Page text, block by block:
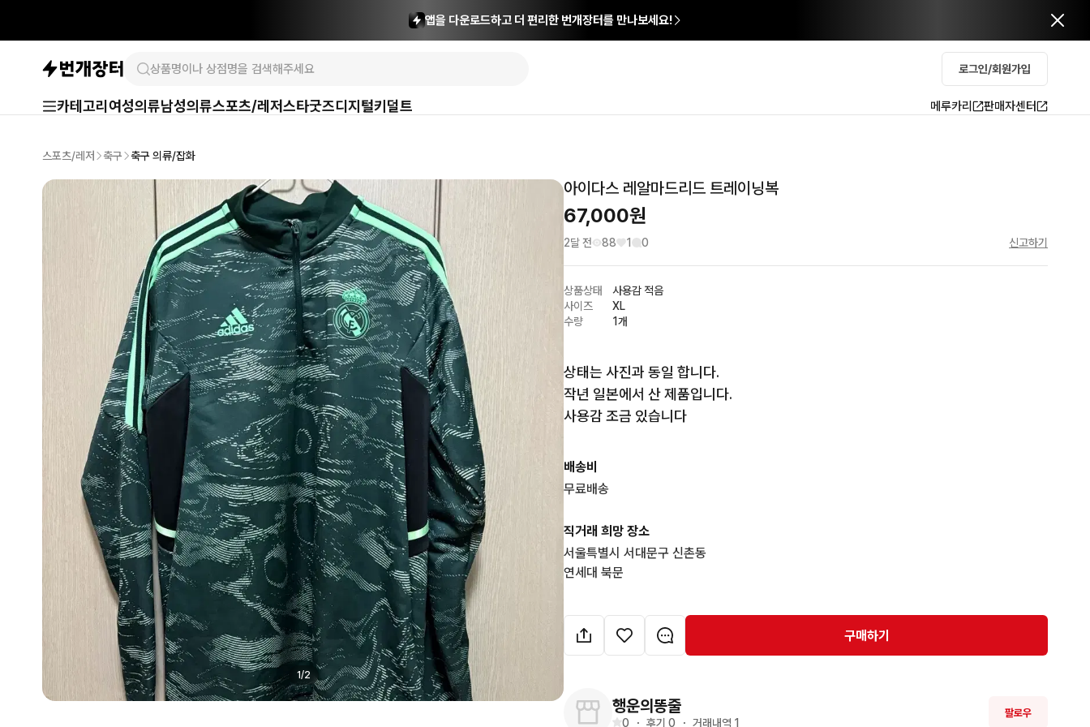
앱을 다운로드하고 더 편리한 번개장터를 만나보세요!
로그인/회원가입
카테고리 여성의류남성의류스포츠/레저스타굿즈디지털키덜트 메루카리 판매자센터
스포츠/레저 축구 축구 의류/잡화
1/2
아이다스 레알마드리드 트레이닝복
67,000원
2달 전 88 1 0 신고하기
상품상태
사용감 적음
사이즈
XL
수량
1개
상태는 사진과 동일 합니다.
작년 일본에서 산 제품입니다.
사용감 조금 있습니다
배송비
무료배송
직거래 희망 장소
서울특별시 서대문구 신촌동
연세대 북문
구매하기
행운의똥줄
0 ・ 후기 0 ・ 거래내역 1
팔로우